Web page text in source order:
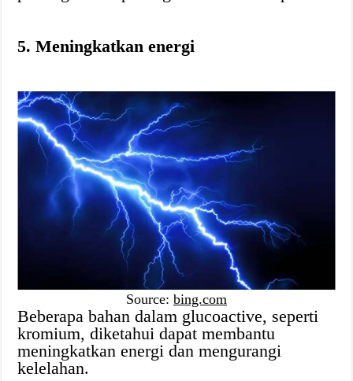
5. Meningkatkan energi
Source: bing.com
Beberapa bahan dalam glucoactive, seperti
kromium, diketahui dapat membantu
meningkatkan energi dan mengurangi
kelelahan.